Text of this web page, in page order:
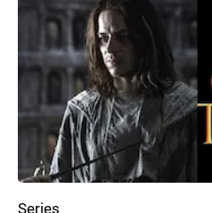
Series